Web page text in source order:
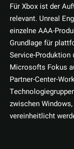
Für Xbox ist der
relevant. Unreal
einzelne AAA-
Grundlage für
Service-Produktion
Microsofts Fokus
Partner-Center-
zwischen
vereinheitlicht